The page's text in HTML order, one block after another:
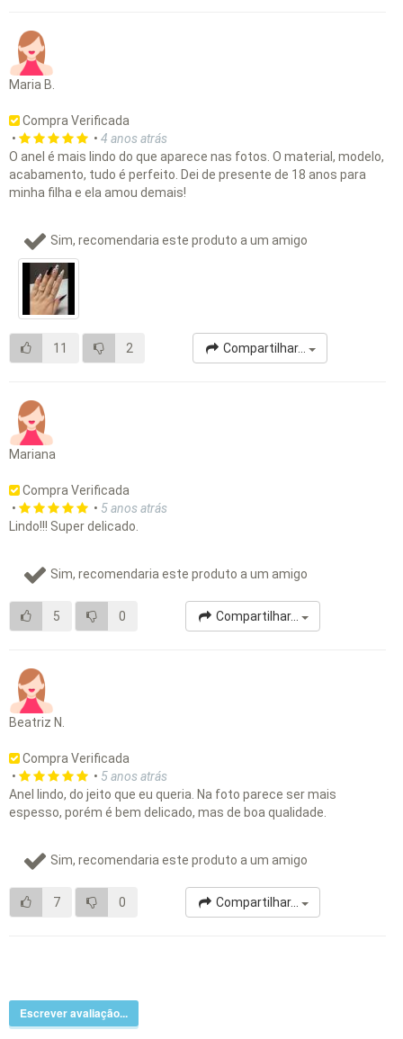
Maria B.
Compra Verificada
•
• 4 anos atrás
O anel é mais lindo do que aparece nas fotos. O material, modelo,
acabamento, tudo é perfeito. Dei de presente de 18 anos para
minha filha e ela amou demais!
Sim, recomendaria este produto a um amigo
11 2 Compartilhar...
Mariana
Compra Verificada
•
• 5 anos atrás
Lindo!!! Super delicado.
Sim, recomendaria este produto a um amigo
5 0 Compartilhar...
Beatriz N.
Compra Verificada
•
• 5 anos atrás
Anel lindo, do jeito que eu queria. Na foto parece ser mais
espesso, porém é bem delicado, mas de boa qualidade.
Sim, recomendaria este produto a um amigo
7 0 Compartilhar...
Escrever avaliação...